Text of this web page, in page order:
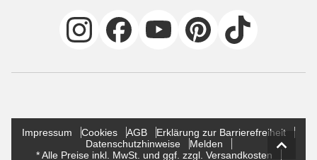
Impressum Cookies AGB
Erklärung zur Barrierefreiheit
Datenschutzhinweise
Melden
* Alle Preise inkl. MwSt. und ggf. zzgl. Versandkosten